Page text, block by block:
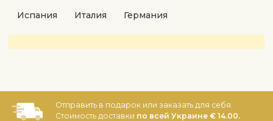
Испания
Италия Германия
Отправить в подарок или заказать для себя.
Стоимость доставки по всей Украине € 14.00.